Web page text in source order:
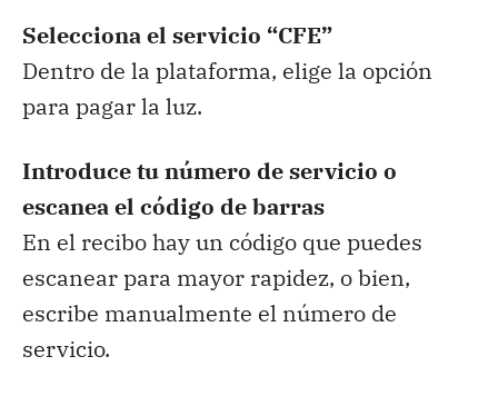
Selecciona el servicio “CFE”
Dentro de la plataforma, elige la opción
para pagar la luz.
Introduce tu número de servicio o
escanea el código de barras
En el recibo hay un código que puedes
escanear para mayor rapidez, o bien,
escribe manualmente el número de
servicio.